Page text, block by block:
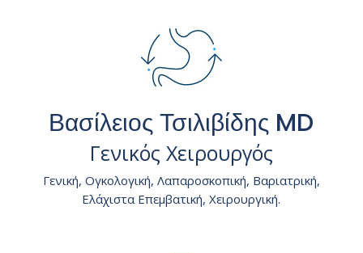
Βασίλειος Τσιλιβίδης MD
Γενικός Χειρουργός
Γενική, Ογκολογική, Λαπαροσκοπική, Βαριατρική,
Ελάχιστα Επεμβατική, Χειρουργική.